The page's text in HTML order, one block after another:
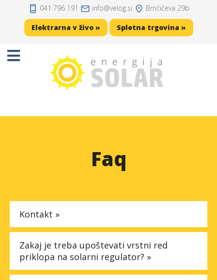
Domov
Sončne elektrarne
Zaščita, kabli, konektorji
Faq
Podjetje
041 796 191 info velog.si Brnčičeva 29b
Elektrarna v živo » Spletna trgovina »
Faq
Kontakt »
Zakaj je treba upoštevati vrstni red
priklopa na solarni regulator? »